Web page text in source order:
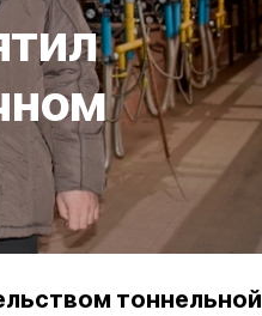
тоннельной